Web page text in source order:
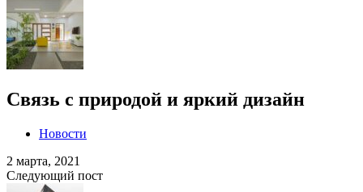
Связь с природой и яркий дизайн
Новости
2 марта, 2021
Следующий пост